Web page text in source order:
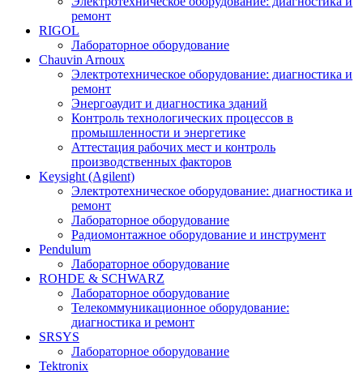
ремонт
RIGOL
Лабораторное оборудование
Chauvin Arnoux
Электротехническое оборудование: диагностика и
ремонт
Энергоаудит и диагностика зданий
Контроль технологических процессов в
промышленности и энергетике
Аттестация рабочих мест и контроль
производственных факторов
Keysight (Agilent)
Электротехническое оборудование: диагностика и
ремонт
Лабораторное оборудование
Радиомонтажное оборудование и инструмент
Pendulum
Лабораторное оборудование
ROHDE & SCHWARZ
Лабораторное оборудование
Телекоммуникационное оборудование:
диагностика и ремонт
SRSYS
Лабораторное оборудование
Tektronix